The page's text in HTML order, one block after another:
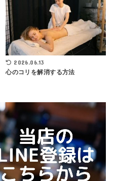
2026.06.13
心のコリを解消する方法